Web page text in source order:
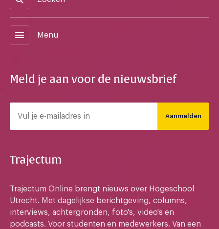
menu Menu
Meld je aan voor de nieuwsbrief
Aanmelden
Trajectum
Trajectum Online brengt nieuws over Hogeschool
Utrecht. Met dagelijkse berichtgeving, columns,
interviews, achtergronden, foto's, video's en
podcasts. Voor studenten en medewerkers. Van een